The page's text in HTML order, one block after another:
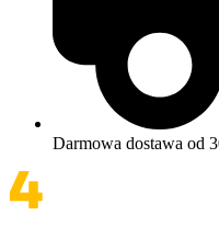
Darmowa dostawa od